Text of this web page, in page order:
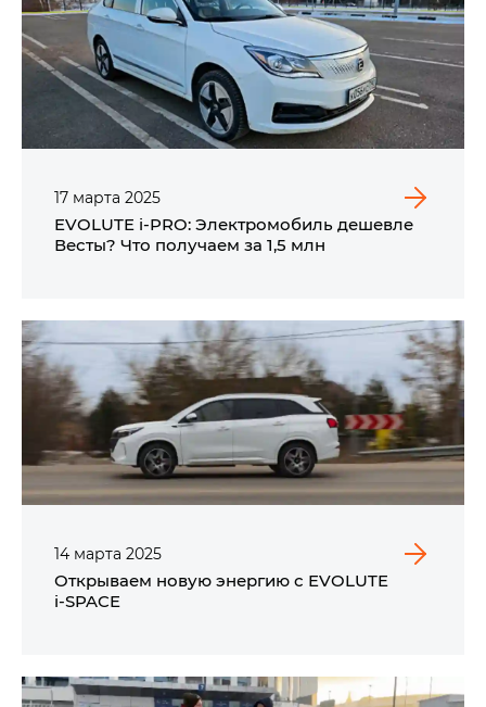
17 марта 2025
EVOLUTE i‑PRO: Электромобиль дешевле
Весты? Что получаем за 1,5 млн
14 марта 2025
Открываем новую энергию с EVOLUTE
i‑SPACE